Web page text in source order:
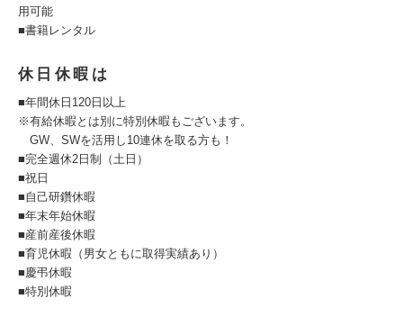
用可能
■書籍レンタル
休日休暇は
■年間休日120日以上
※有給休暇とは別に特別休暇もございます。
GW、SWを活用し10連休を取る方も！
■完全週休2日制（土日）
■祝日
■自己研鑽休暇
■年末年始休暇
■産前産後休暇
■育児休暇（男女ともに取得実績あり）
■慶弔休暇
■特別休暇